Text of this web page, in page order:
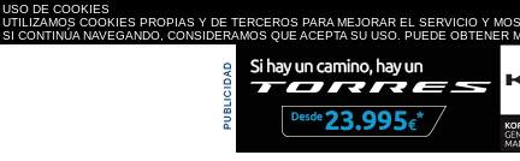
USO DE COOKIES
UTILIZAMOS COOKIES PROPIAS Y DE TERCEROS PARA MEJORAR EL SERVICIO Y
SI CONTINÚA NAVEGANDO, CONSIDERAMOS QUE ACEPTA SU USO. PUEDE